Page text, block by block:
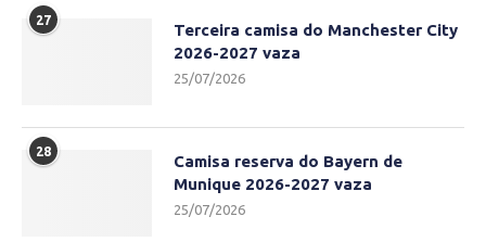
27
Terceira camisa do Manchester City
2026-2027 vaza
25/07/2026
28
Camisa reserva do Bayern de
Munique 2026-2027 vaza
25/07/2026